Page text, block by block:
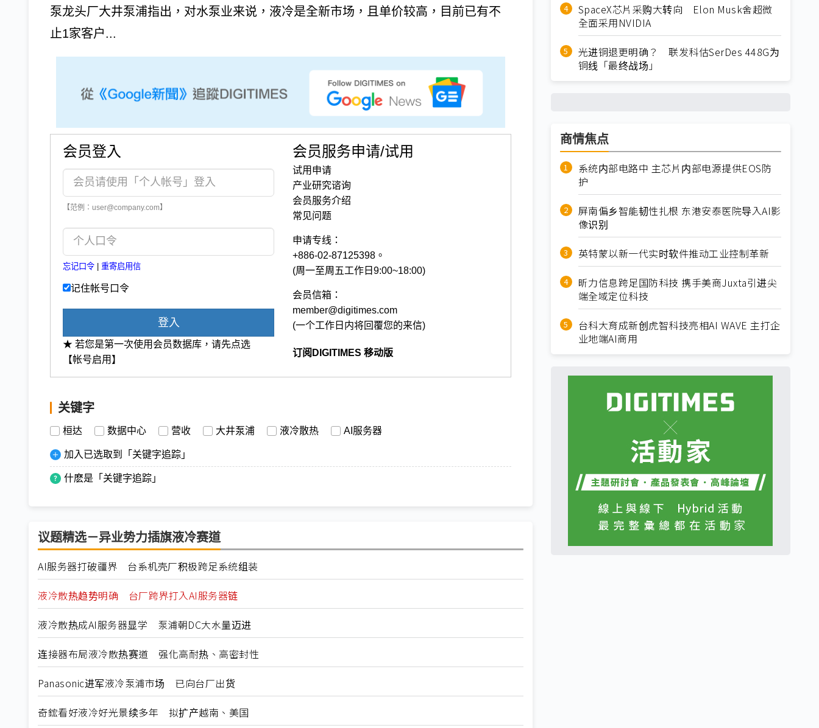
泵龙头厂大井泵浦指出，对水泵业来说，液冷是全新市场，且单价较高，目前已有不
止1家客户...
会员登入
【范例：user@company.com】
忘记口令 重寄启用信
记住帐号口令
登入
★ 若您是第一次使用会员数据库，请先点选
【帐号启用】
会员服务申请/试用
试用申请
产业研究谘询
会员服务介绍
常见问题
申请专线：
+886-02-87125398。
(周一至周五工作日9:00~18:00)
会员信箱：
member@digitimes.com
(一个工作日内将回覆您的来信)
订阅DIGITIMES 移动版
关键字
桓达 数据中心 营收 大井泵浦 液冷散热 AI服务器
加入已选取到「关键字追踪」
什麽是「关键字追踪」
议题精选－异业势力插旗液冷赛道
AI服务器打破疆界 台系机壳厂积极跨足系统组装
液冷散热趋势明确 台厂跨界打入AI服务器链
液冷散热成AI服务器显学 泵浦朝DC大水量迈进
连接器布局液冷散热赛道 强化高耐热、高密封性
Panasonic进军液冷泵浦市场 已向台厂出货
奇鋐看好液冷好光景续多年 拟扩产越南、美国
SpaceX芯片采购大转向 Elon Musk舍超微
全面采用NVIDIA
光进铜退更明确？ 联发科估SerDes 448G为
铜线「最终战场」
商情焦点
系统内部电路中 主芯片内部电源提供EOS防
护
屏南偏乡智能韧性扎根 东港安泰医院导入AI影
像识别
英特蒙以新一代实时软件推动工业控制革新
昕力信息跨足国防科技 携手美商Juxta引进尖
端全域定位科技
台科大育成新创虎智科技亮相AI WAVE 主打企
业地端AI商用